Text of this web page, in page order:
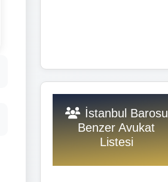
İstanbul Barosu
Benzer Avukat
Listesi